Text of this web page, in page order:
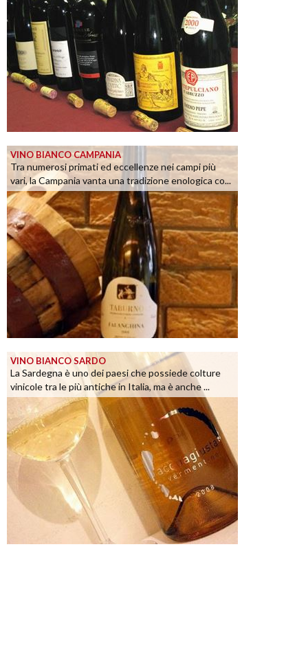
VINO BIANCO CAMPANIA
Tra numerosi primati ed eccellenze nei campi più
vari, la Campania vanta una tradizione enologica co...
VINO BIANCO SARDO
La Sardegna è uno dei paesi che possiede colture
vinicole tra le più antiche in Italia, ma è anche ...